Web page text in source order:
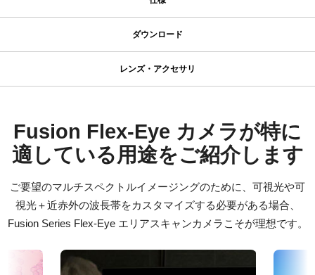
カメラタイプ
エリアスキャン
カラー／モノクロ
マルチスペクトル
波長
ダウンロード
ダウンロード
データシート - FSFE-3200T-10GE
マニュアル - FSFE-3200T-10GE
ソフトウェア
eBUS SDK for JAI (32 bit)
eBUS SDK for JAI (64 bit)
レンズ・アクセサリ
JAIのプリズム専用設計レンズは、マルチ波長カメラ特有の異なる
光路や焦点特性を補正する特別な設計を採用しており、プリズム
技術の利点を最大限に引き出します。
これにより、プリズムベースカメラから期待される鮮明で高品質
な画像を確実に提供します。
をダウンロードしてご覧ください。
Fusion Flex-Eye カメラが特に
適している用途をご紹介します
ご要望のマルチスペクトルイメージングのために、可視光や可
視光＋近赤外の波長帯をカスタマイズする必要がある場合、
Fusion Series Flex-Eye エリアスキャンカメラこそが理想です。